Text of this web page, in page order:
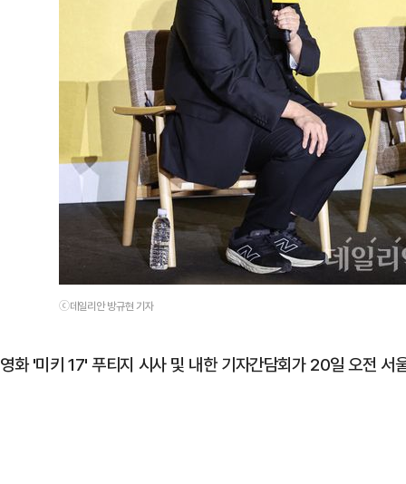
ⓒ데일리안 방규현 기자
영화 '미키 17' 푸티지 시사 및 내한 기자간담회가 20일 오전 서